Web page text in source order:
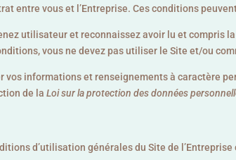
entre vous et l’Entreprise. Ces conditions
utilisateur et reconnaissez avoir lu et compris
vous ne devez pas utiliser le Site et/ou
vos informations et renseignements à caractère
de laLoi sur la protection des données
d’utilisation générales du Site de